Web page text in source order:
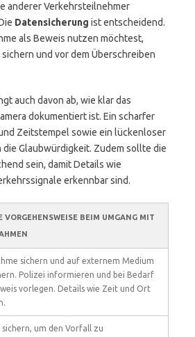
anderer Verkehrsteilnehmer
Datensicherung ist entscheidend.
als Beweis nutzen möchtest,
und vor dem Überschreiben
auch davon ab, wie klar das
dokumentiert ist. Ein scharfer
Zeitstempel sowie ein lückenloser
Glaubwürdigkeit. Zudem sollte die
sein, damit Details wie
erkennbar sind.
VORGEHENSWEISE BEIM UMGANG MIT
sichern und auf externem Medium
Polizei informieren und bei Bedarf
vorlegen. Details wie Zeit und Ort
sichern, um den Vorfall zu